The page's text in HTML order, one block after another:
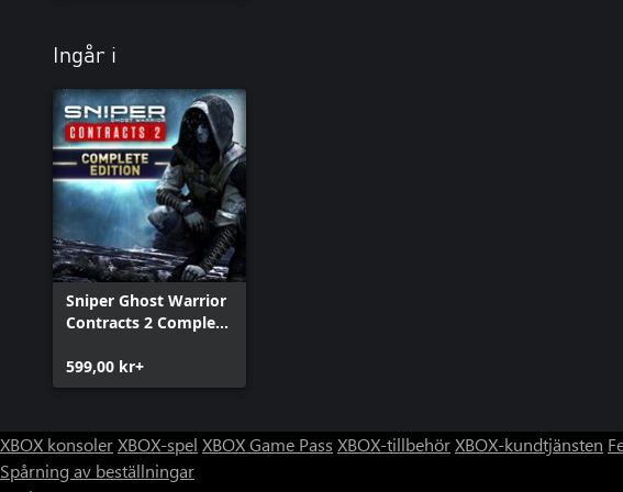
Ingår i
Sniper Ghost Warrior
Contracts 2 Complete
599,00 kr+
XBOX konsolerXBOX-spel XBOX Game Pass XBOX-tillbehörXBOX-kundtjänsten
Spårning av beställningar